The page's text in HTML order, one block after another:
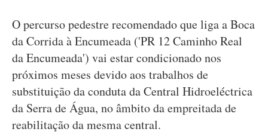
O percurso pedestre recomendado que liga a Boca
da Corrida à Encumeada ('PR 12 Caminho Real
da Encumeada') vai estar condicionado nos
próximos meses devido aos trabalhos de
substituição da conduta da Central Hidroeléctrica
da Serra de Água, no âmbito da empreitada de
reabilitação da mesma central.